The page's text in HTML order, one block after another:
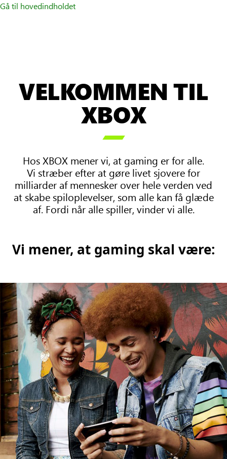
Gå til hovedindholdet
VELKOMMEN TIL
XBOX

Hos XBOX mener vi, at gaming er for alle.
Vi stræber efter at gøre livet sjovere for
milliarder af mennesker over hele verden ved
at skabe spiloplevelser, som alle kan få glæde
af. Fordi når alle spiller, vinder vi alle.
Vi mener, at gaming skal være: